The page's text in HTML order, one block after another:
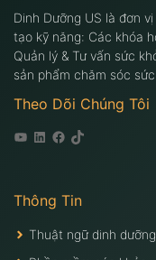
Dinh Dưỡng US là đơn
tạo kỹ năng: Các khóa
Quản lý & Tư vấn sức
sản phẩm chăm sóc
Theo Dõi Chúng Tôi
Youtube
Linkedin
Facebook
Tiktok
Thông Tin
Thuật ngữ dinh dưỡng